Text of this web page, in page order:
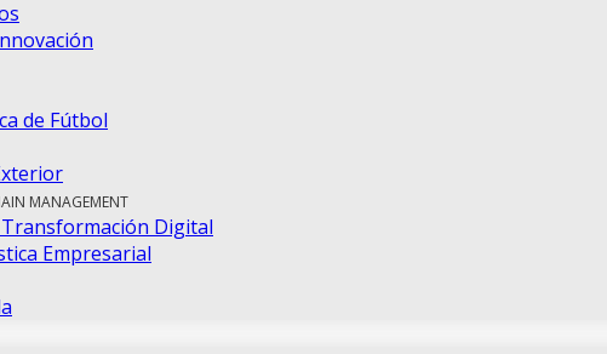
de Fútbol
MANAGEMENT
Digital
Empresarial